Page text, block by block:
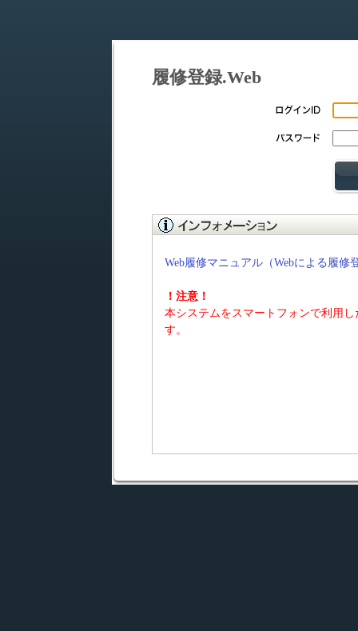
履修登録.Web
Web履修マニュアル（Webによる履修
！注意！
本システムをスマートフォンで利用
す。